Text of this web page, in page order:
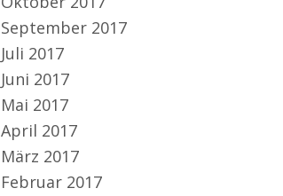
September 2017
Juli 2017
Juni 2017
Mai 2017
April 2017
März 2017
Februar 2017